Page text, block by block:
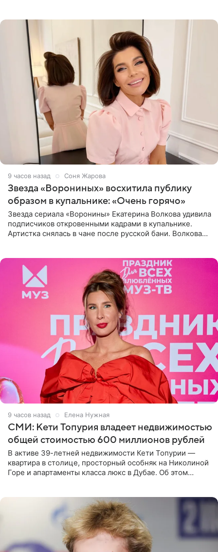
9 часов назад Соня Жарова
Звезда «Ворониных» восхитила публику
образом в купальнике: «Очень горячо»
Звезда сериала «Воронины» Екатерина Волкова удивила
подписчиков откровенными кадрами в купальнике.
Артистка снялась в чане после русской бани. Волкова
9 часов назад Елена Нужная
СМИ: Кети Топурия владеет недвижимостью
общей стоимостью 600 миллионов рублей
В активе 39-летней недвижимости Кети Топурии —
квартира в столице, просторный особняк на Николиной
Горе и апартаменты класса люкс в Дубае. Об этом